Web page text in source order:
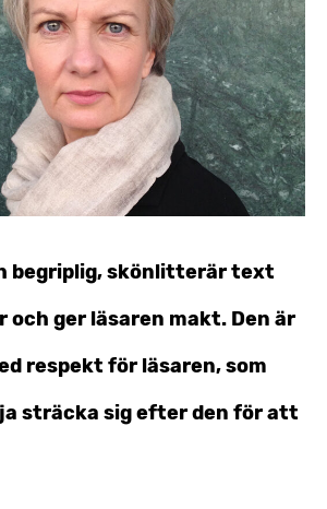
begriplig, skönlitterär text
och ger läsaren makt. Den är
respekt för läsaren, som
sträcka sig efter den för att